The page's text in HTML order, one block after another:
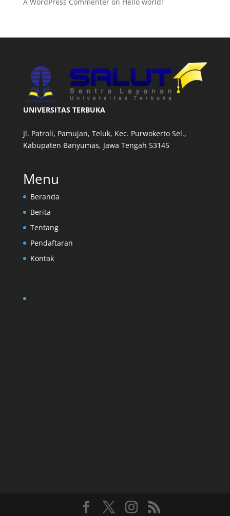
UNIVERSITAS TERBUKA
Jl. Patroli, Pamujan, Teluk, Kec. Purwokerto Sel.,
Kabupaten Banyumas, Jawa Tengah 53145
Menu
Beranda
Berita
Tentang
Pendaftaran
Kontak